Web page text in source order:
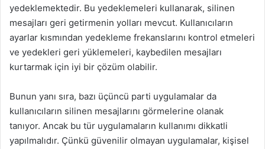
yedeklemektedir. Bu yedeklemeleri kullanarak, silinen
mesajları geri getirmenin yolları mevcut. Kullanıcıların
ayarlar kısmından yedekleme frekanslarını kontrol etmeleri
ve yedekleri geri yüklemeleri, kaybedilen mesajları
kurtarmak için iyi bir çözüm olabilir.
Bunun yanı sıra, bazı üçüncü parti uygulamalar da
kullanıcıların silinen mesajlarını görmelerine olanak
tanıyor. Ancak bu tür uygulamaların kullanımı dikkatli
yapılmalıdır. Çünkü güvenilir olmayan uygulamalar, kişisel